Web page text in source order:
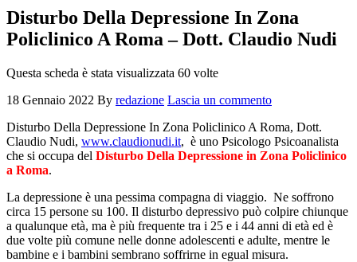
Disturbo Della Depressione In Zona
Policlinico A Roma – Dott. Claudio Nudi
Questa scheda è stata visualizzata 60 volte
18 Gennaio 2022 By redazione Lascia un commento
Disturbo Della Depressione In Zona Policlinico A Roma, Dott.
Claudio Nudi, www.claudionudi.it, è uno Psicologo Psicoanalista
che si occupa del Disturbo Della Depressione in Zona Policlinico
a Roma.
La depressione è una pessima compagna di viaggio. Ne soffrono
circa 15 persone su 100. Il disturbo depressivo può colpire chiunque
a qualunque età, ma è più frequente tra i 25 e i 44 anni di età ed è
due volte più comune nelle donne adolescenti e adulte, mentre le
bambine e i bambini sembrano soffrirne in egual misura.